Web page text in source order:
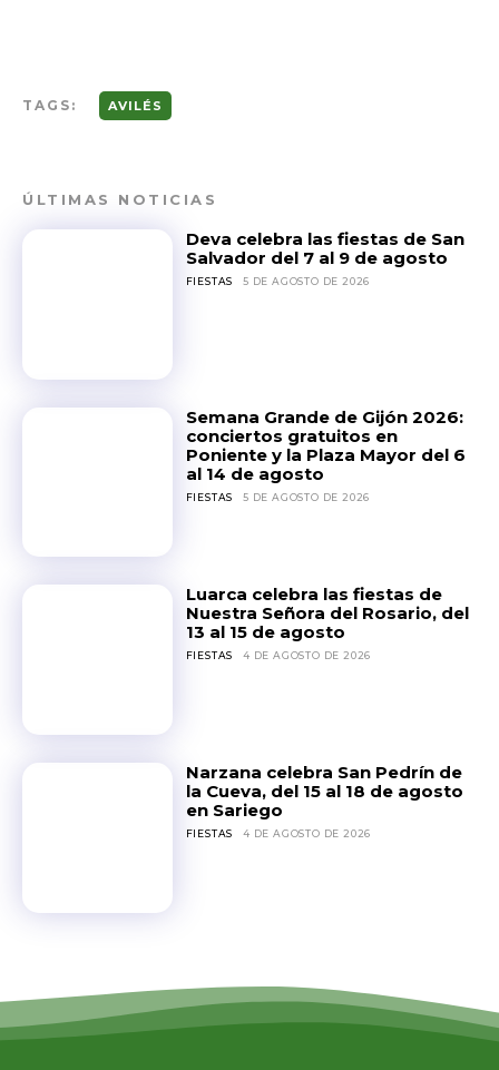
TAGS: AVILÉS
ÚLTIMAS NOTICIAS
Deva celebra las fiestas de San
Salvador del 7 al 9 de agosto
FIESTAS 5 DE AGOSTO DE 2026
Semana Grande de Gijón 2026:
conciertos gratuitos en
Poniente y la Plaza Mayor del 6
al 14 de agosto
FIESTAS 5 DE AGOSTO DE 2026
Luarca celebra las fiestas de
Nuestra Señora del Rosario, del
13 al 15 de agosto
FIESTAS 4 DE AGOSTO DE 2026
Narzana celebra San Pedrín de
la Cueva, del 15 al 18 de agosto
en Sariego
FIESTAS 4 DE AGOSTO DE 2026